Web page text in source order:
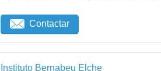
Contactar
Instituto Bernabeu Elche